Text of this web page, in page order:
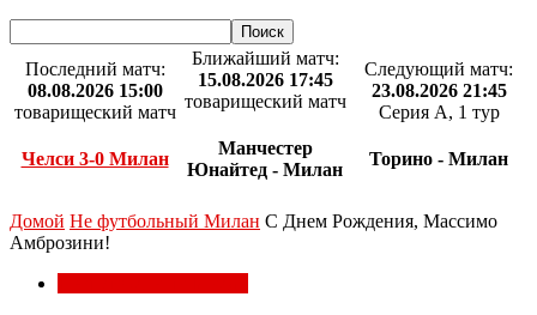
Последний матч:
08.08.2026 15:00
товарищеский матч
Челси 3-0 Милан
Ближайший матч:
15.08.2026 17:45
товарищеский матч
Манчестер
Юнайтед - Милан
Следующий матч:
23.08.2026 21:45
Серия А, 1 тур
Торино - Милан
Домой Не футбольный Милан С Днем Рождения, Массимо
Амброзини!